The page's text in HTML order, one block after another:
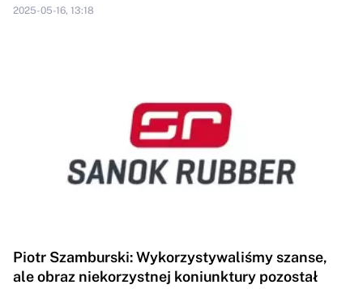
2025-05-16, 13:18
Piotr Szamburski: Wykorzystywaliśmy szanse,
ale obraz niekorzystnej koniunktury pozostał